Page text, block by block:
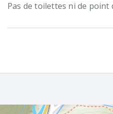
Pas de toilettes ni de